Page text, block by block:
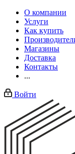
О компании
Услуги
Как купить
Магазины
Доставка
Контакты
...
Войти